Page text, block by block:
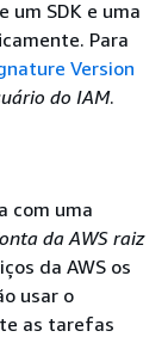
um SDK e uma
Para
Version
do IAM.
com uma
da AWS raiz
da AWS os
usar o
as tarefas